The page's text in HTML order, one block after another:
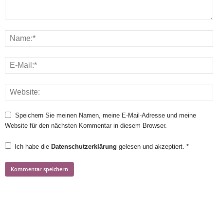
Speichern Sie meinen Namen, meine E-Mail-Adresse und meine
Website für den nächsten Kommentar in diesem Browser.
Ich habe die Datenschutzerklärung gelesen und akzeptiert. *